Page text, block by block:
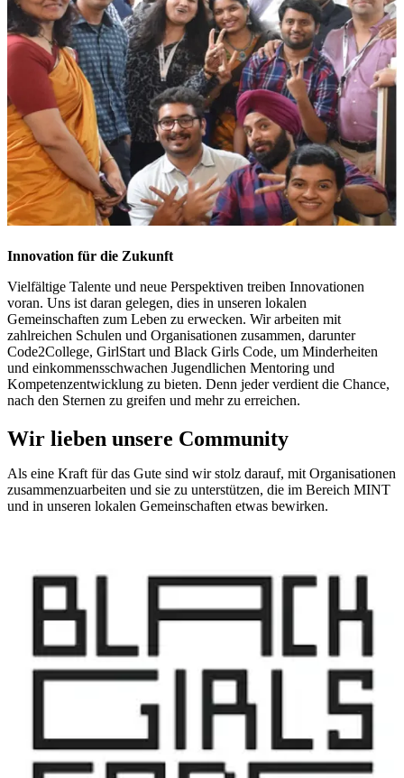
Innovation für die Zukunft
Vielfältige Talente und neue Perspektiven treiben Innovationen
voran. Uns ist daran gelegen, dies in unseren lokalen
Gemeinschaften zum Leben zu erwecken. Wir arbeiten mit
zahlreichen Schulen und Organisationen zusammen, darunter
Code2College, GirlStart und Black Girls Code, um Minderheiten
und einkommensschwachen Jugendlichen Mentoring und
Kompetenzentwicklung zu bieten. Denn jeder verdient die Chance,
nach den Sternen zu greifen und mehr zu erreichen.
Wir lieben unsere Community
Als eine Kraft für das Gute sind wir stolz darauf, mit Organisationen
zusammenzuarbeiten und sie zu unterstützen, die im Bereich MINT
und in unseren lokalen Gemeinschaften etwas bewirken.